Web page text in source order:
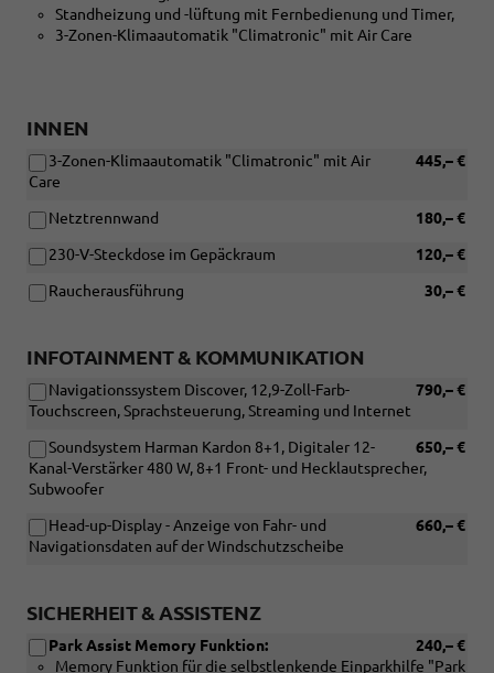
Standheizung und -lüftung mit Fernbedienung und Timer,
3-Zonen-Klimaautomatik "Climatronic" mit Air Care
INNEN
445,– €
3-Zonen-Klimaautomatik "Climatronic" mit Air
Care
180,– €
Netztrennwand
120,– €
230-V-Steckdose im Gepäckraum
30,– €
Raucherausführung
INFOTAINMENT & KOMMUNIKATION
790,– €
Navigationssystem Discover, 12,9-Zoll-Farb-
Touchscreen, Sprachsteuerung, Streaming und Internet
650,– €
Soundsystem Harman Kardon 8+1, Digitaler 12-
Kanal-Verstärker 480 W, 8+1 Front- und Hecklautsprecher,
Subwoofer
660,– €
Head-up-Display - Anzeige von Fahr- und
Navigationsdaten auf der Windschutzscheibe
SICHERHEIT & ASSISTENZ
240,– €
Park Assist Memory Funktion:
Memory Funktion für die selbstlenkende Einparkhilfe "Park